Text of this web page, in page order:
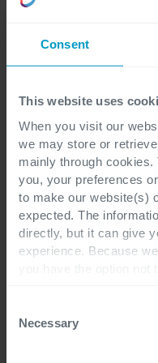
Consent
This website uses
When you visit our
we may store or
mainly through
you, your preferences
to make our website(s)
expected. The
directly, but it can give
experience. Because
you disable certain
certain website or
Selection
Necessary
consulenti guidano il
consigli e training on
Contattaci
Vuoi vedere
fare per il
Contattaci e i